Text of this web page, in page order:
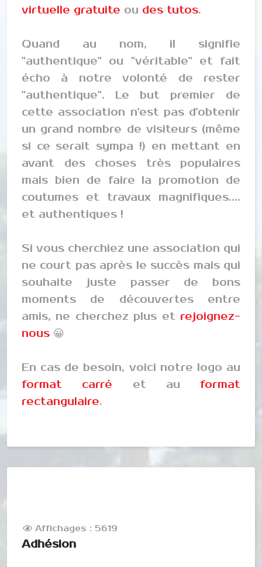
virtuelle gratuite ou des tutos.
Quand au nom, il signifie
"authentique" ou "véritable" et fait
écho à notre volonté de rester
"authentique". Le but premier de
cette association n'est pas d'obtenir
un grand nombre de visiteurs (même
si ce serait sympa !) en mettant en
avant des choses très populaires
mais bien de faire la promotion de
coutumes et travaux magnifiques....
et authentiques !
Si vous cherchiez une association qui
ne court pas après le succès mais qui
souhaite juste passer de bons
moments de découvertes entre
amis, ne cherchez plus et rejoignez-
nous 😀
En cas de besoin, voici notre logo au
format carré et au format
rectangulaire.
Affichages : 5619
Adhésion